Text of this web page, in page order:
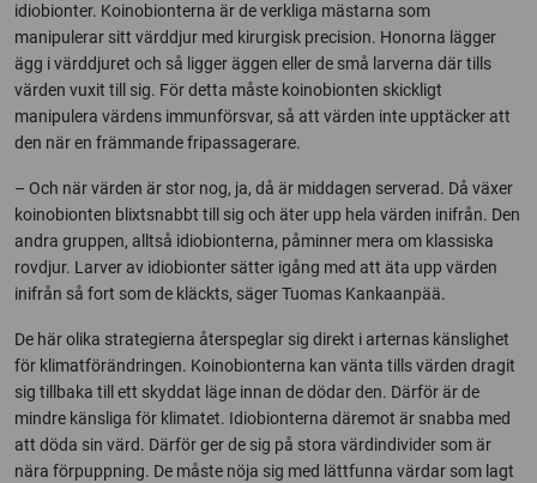
idiobionter. Koinobionterna är de verkliga mästarna som
manipulerar sitt värddjur med kirurgisk precision. Honorna lägger
ägg i värddjuret och så ligger äggen eller de små larverna där tills
värden vuxit till sig. För detta måste koinobionten skickligt
manipulera värdens immunförsvar, så att värden inte upptäcker att
den när en främmande fripassagerare.
– Och när värden är stor nog, ja, då är middagen serverad. Då växer
koinobionten blixtsnabbt till sig och äter upp hela värden inifrån. Den
andra gruppen, alltså idiobionterna, påminner mera om klassiska
rovdjur. Larver av idiobionter sätter igång med att äta upp värden
inifrån så fort som de kläckts, säger Tuomas Kankaanpää.
De här olika strategierna återspeglar sig direkt i arternas känslighet
för klimatförändringen. Koinobionterna kan vänta tills värden dragit
sig tillbaka till ett skyddat läge innan de dödar den. Därför är de
mindre känsliga för klimatet. Idiobionterna däremot är snabba med
att döda sin värd. Därför ger de sig på stora värdindivider som är
nära förpuppning. De måste nöja sig med lättfunna värdar som lagt